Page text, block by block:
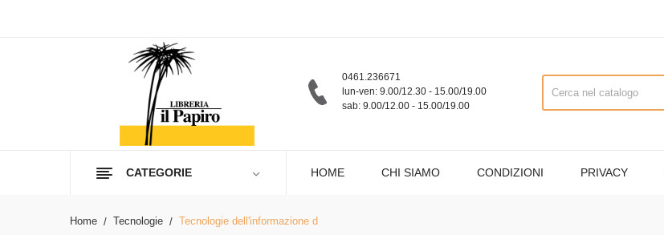
0461.236671
lun-ven: 9.00/12.30 - 15.00/19.00
sab: 9.00/12.00 - 15.00/19.00
CATEGORIE HOME CHI SIAMO CONDIZIONI PRIVACY
Home Tecnologie Tecnologie dell'informazione d